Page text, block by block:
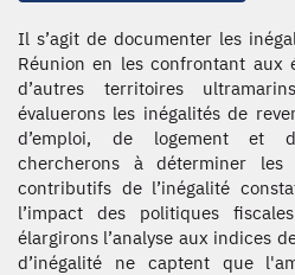
Il s’agit de documenter les
Réunion en les confrontant aux
d’autres territoires
évaluerons les inégalités de
d’emploi, de logement et
chercherons à déterminer
contributifs de l’inégalité
l’impact des politiques
élargirons l’analyse aux indices
d’inégalité ne captent que